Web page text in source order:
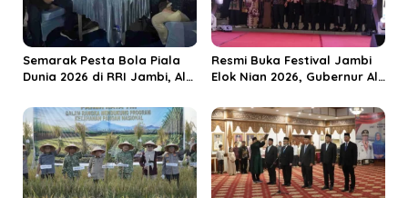
s
Semarak Pesta Bola Piala
Dunia 2026 di RRI Jambi, Al
Ekonomi Rakyat
Resmi Buka Festival Jambi
Elok Nian 2026, Gubernur Al
Jadi Destinasi Wisata
Budaya Unggulan